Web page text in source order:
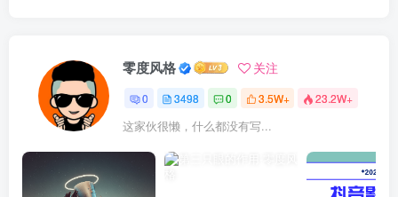
零度风格 关注
0 3498 0 3.5W+ 23.2W+
这家伙很懒，什么都没有写...